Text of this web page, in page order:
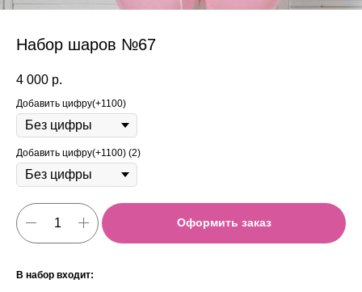
Набор шаров №67
4 000 р.
Добавить цифру(+1100)
Добавить цифру(+1100) (2)
Оформить заказ
В набор входит: